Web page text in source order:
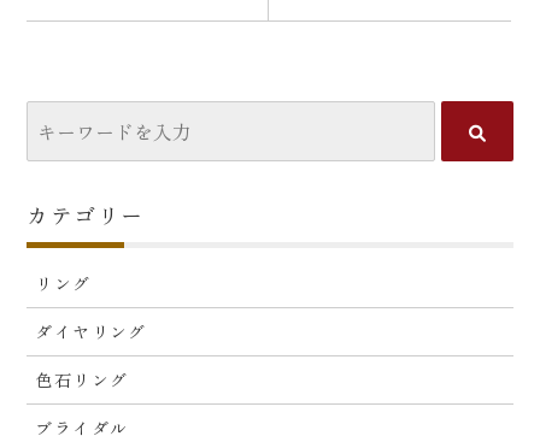
カテゴリー
リング
ダイヤリング
色石リング
ブライダル